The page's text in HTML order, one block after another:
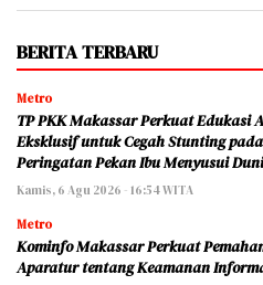
BERITA TERBARU
Metro
TP PKK Makassar Perkuat Edukasi
Eksklusif untuk Cegah Stunting pada
Peringatan Pekan Ibu Menyusui
Kamis, 6 Agu 2026 - 16:54 WITA
Metro
Kominfo Makassar Perkuat
Aparatur tentang Keamanan